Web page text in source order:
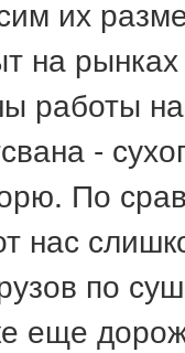
их
на
работы
-
По
нас
по
еще